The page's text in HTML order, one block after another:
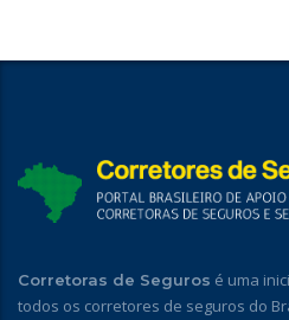
Corretoras de Seguros é uma
todos os corretores de seguros do